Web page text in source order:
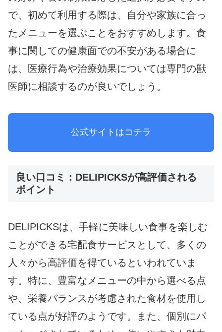
で、初めて利用する際は、自分や家族に合っ
たメニューを選ぶことをおすすめします。食
事に関しての健康面での不安がある場合に
は、医療行為や治療効果については専門の獣
医師に相談するのが良いでしょう。
公式サイトはコチラ
良い口コミ：DELIPICKSが高評価される
ポイント
DELIPICKSは、手軽に美味しい食事を楽しむ
ことができる宅配食サービスとして、多くの
人々から高評価を得ているといわれていま
す。特に、豊富なメニューの中から選べる点
や、栄養バランスが考慮された食材を使用し
ている点が好評のようです。また、個別にパ